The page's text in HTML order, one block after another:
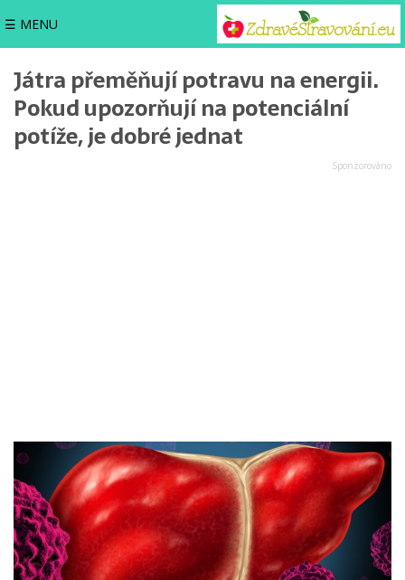
☰ MENU
Játra přeměňují potravu na energii.
Pokud upozorňují na potenciální
potíže, je dobré jednat